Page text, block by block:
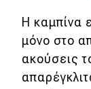
Η καμπίνα
μόνο στο
ακούσεις